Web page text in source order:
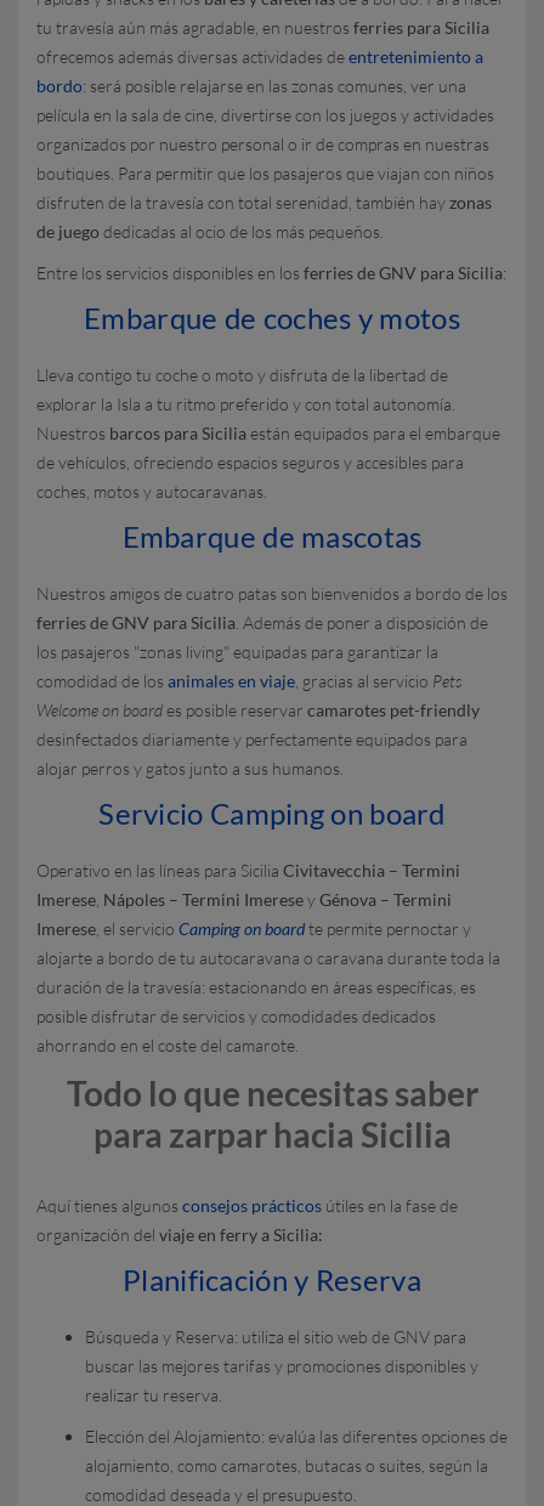
tu travesía aún más agradable, en nuestros ferries para Sicilia
ofrecemos además diversas actividades deentretenimiento a
bordo: será posible relajarse en las zonas comunes, ver una
película en la sala de cine, divertirse con los juegos y actividades
organizados por nuestro personal o ir de compras en nuestras
boutiques. Para permitir que los pasajeros que viajan con niños
disfruten de la travesía con total serenidad, también hayzonas
de juego dedicadas al ocio de los más pequeños.
Entre los servicios disponibles en los ferries de GNV para Sicilia:
Embarque de coches y motos
Lleva contigo tu coche o moto y disfruta de la libertad de
explorar la Isla a tu ritmo preferido y con total autonomía.
Nuestros barcos para Sicilia están equipados para el embarque
de vehículos, ofreciendo espacios seguros y accesibles para
coches, motos y autocaravanas.
Embarque de mascotas
Nuestros amigos de cuatro patas son bienvenidos a bordo de los
ferries de GNV para Sicilia . Además de poner a disposición de
los pasajeros "zonas living" equipadas para garantizar la
comodidad de los animales en viaje , gracias al servicio Pets
Welcome on boardes posible reservar camarotes pet-friendly
desinfectados diariamente y perfectamente equipados para
alojar perros y gatos junto a sus humanos.
Servicio Camping on board
Operativo en las líneas para Sicilia Civitavecchia – Termini
Imerese Nápoles – Termini ImereseyGénova – Termini
Imerese , el servicio Camping on boardte permite pernoctar y
alojarte a bordo de tu autocaravana o caravana durante toda la
duración de la travesía: estacionando en áreas específicas, es
posible disfrutar de servicios y comodidades dedicados
ahorrando en el coste del camarote.
Todo lo que necesitas saber
para zarpar hacia Sicilia
Aquí tienes algunos consejos prácticos útiles en la fase de
organización del viaje en ferry a Sicilia:
Planificación y Reserva
Búsqueda y Reserva: utiliza el sitio web de GNV para
buscar las mejores tarifas y promociones disponibles y
realizar tu reserva.
Elección del Alojamiento: evalúa las diferentes opciones de
alojamiento, como camarotes, butacas o suites, según la
comodidad deseada y el presupuesto.